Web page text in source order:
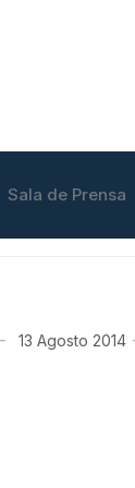
Sala de Prensa
13 Agosto 2014